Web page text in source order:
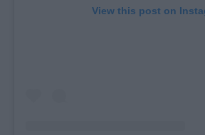
View this post on